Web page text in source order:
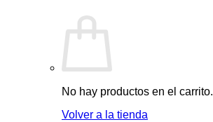
No hay productos en el carrito.
Volver a la tienda